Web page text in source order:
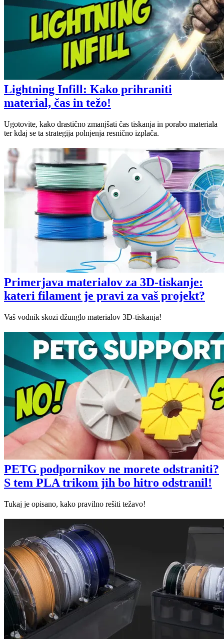
Lightning Infill: Kako prihraniti
material, čas in težo!
Ugotovite, kako drastično zmanjšati čas tiskanja in porabo materiala
ter kdaj se ta strategija polnjenja resnično izplača.
Primerjava materialov za 3D-tiskanje:
kateri filament je pravi za vaš projekt?
Vaš vodnik skozi džunglo materialov 3D-tiskanja!
PETG podpornikov ne morete odstraniti?
S tem PLA trikom jih bo hitro odstranil!
Tukaj je opisano, kako pravilno rešiti težavo!